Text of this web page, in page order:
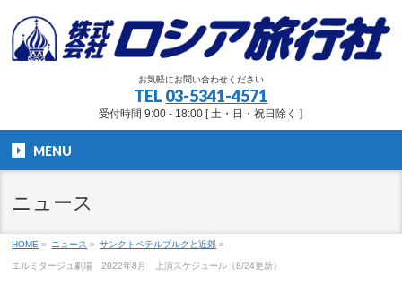
お気軽にお問い合わせください
TEL 03-5341-4571
受付時間 9:00 - 18:00 [ 土・日・祝日除く ]
MENU
ニュース
HOME » ニュース » サンクトペテルブルクと近郊 »
エルミタージュ劇場 2022年8月 上演スケジュール（8/24更新）